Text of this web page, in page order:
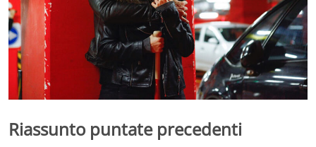
Riassunto puntate precedenti